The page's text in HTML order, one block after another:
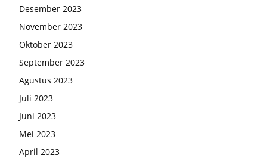
Desember 2023
November 2023
Oktober 2023
September 2023
Agustus 2023
Juli 2023
Juni 2023
Mei 2023
April 2023